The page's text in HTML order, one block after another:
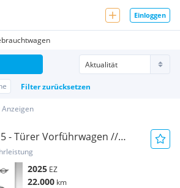
Einloggen
Filter zurücksetzen
Anzeigen
- Türer Vorführwagen //
2025 EZ
22.000 km